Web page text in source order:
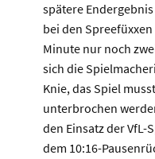
spätere
bei den
Minute nur noch
sich die
Knie, das Spiel
unterbrochen
den Einsatz der
dem 10:16-